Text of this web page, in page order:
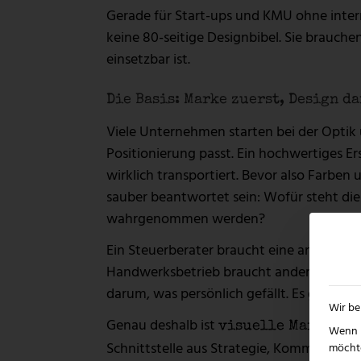
Gerade für Start-ups und KMU ohne
keine 80-seitige Designbibel. Sie
einsetzbar ist.
Die Basis: Marke zuerst, Design
Viele Unternehmen starten bei der
Positionierung passt. Ein hochwertiges
wirklich transportiert. Bevor also Farben
sauber beantwortet sein: Wofür steht
wahrgenommen werden?
Ein Steuerberater braucht eine andere
Handwerksbetrieb braucht andere
darum, was persönlich gefällt. Es geht
Genau deshalb ist visuelle
Schnittstelle aus Strategie,
Wir
Wenn